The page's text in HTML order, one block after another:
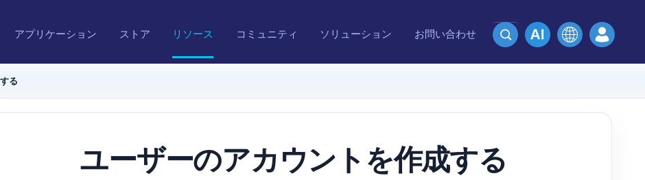
アプリケーション ストア リソース コミュニティ ソリューション お問い合わせ
る
ユーザーのアカウントを作成する